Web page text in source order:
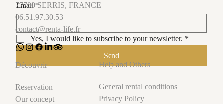
Email *
Yes, I would like to subscribe to your newsletter. *
Send
77700 SERRIS, FRANCE
06.51.97.30.53
contact@renta-life.fr
Découvrir
Reservation
Our concept
Help and Others
General rental conditions
Privacy Policy